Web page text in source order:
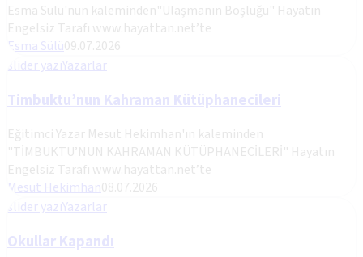
Esma Sülü'nün kaleminden"Ulaşmanın Boşluğu" Hayatın
Engelsiz Tarafı www.hayattan.net’te
Esma Sülü09.07.2026
slider yazıYazarlar
Timbuktu’nun Kahraman Kütüphanecileri
Eğitimci Yazar Mesut Hekimhan'ın kaleminden
"TİMBUKTU’NUN KAHRAMAN KÜTÜPHANECİLERİ" Hayatın
Engelsiz Tarafı www.hayattan.net’te
Mesut Hekimhan08.07.2026
slider yazıYazarlar
Okullar Kapandı